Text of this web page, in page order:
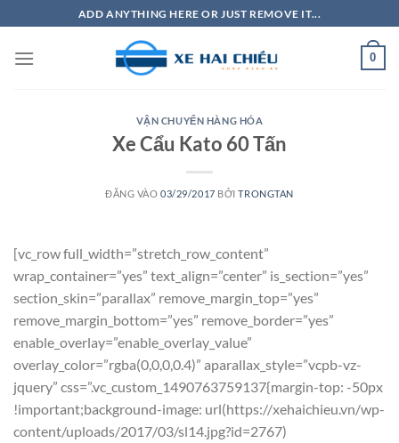
qua
nội
ADD ANYTHING HERE OR JUST REMOVE IT...
0
VẬN CHUYỂN HÀNG HÓA
Xe Cẩu Kato 60 Tấn
ĐĂNG VÀO03/29/2017 BỞITRONGTAN
[vc_row full_width=”stretch_row_content”
wrap_container=”yes” text_align=”center” is_section=”yes”
section_skin=”parallax” remove_margin_top=”yes”
remove_margin_bottom=”yes” remove_border=”yes”
enable_overlay=”enable_overlay_value”
overlay_color=”rgba(0,0,0,0.4)” aparallax_style=”vcpb-vz-
jquery” css=”.vc_custom_1490763759137{margin-top: -50px
!important;background-image: url(https://xehaichieu.vn/wp-
content/uploads/2017/03/sl14.jpg?id=2767)